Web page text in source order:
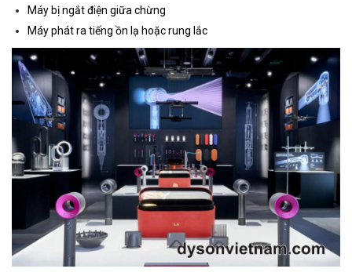
Máy bị ngắt điện giữa chừng
Máy phát ra tiếng ồn lạ hoặc rung lắc